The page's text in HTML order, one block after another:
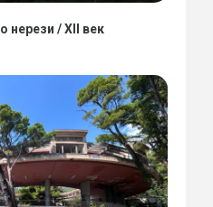
нерези / XII век